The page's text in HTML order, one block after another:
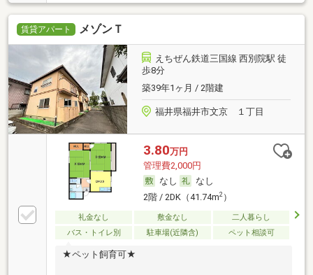
賃貸アパート メゾンＴ
えちぜん鉄道三国線 西別院駅 徒
歩8分
築39年1ヶ月 / 2階建
福井県福井市文京 １丁目
3.80万円
管理費2,000円
なし
なし
2階 / 2DK（41.74m2）
礼金なし 敷金なし
二人暮らし
バス・トイレ別
駐車場(近隣含) ペット相談可
★ペット飼育可★